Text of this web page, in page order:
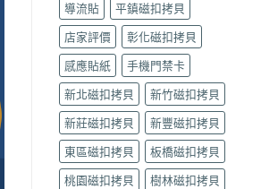
導流貼
平鎮磁扣拷貝
店家評價
彰化磁扣拷貝
感應貼紙
手機門禁卡
新北磁扣拷貝
新竹磁扣拷貝
新莊磁扣拷貝
新豐磁扣拷貝
東區磁扣拷貝
板橋磁扣拷貝
桃園磁扣拷貝
樹林磁扣拷貝